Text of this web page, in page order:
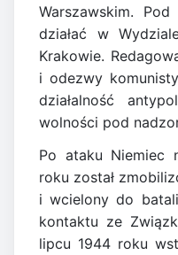
Warszawskim.
działać w
Krakowie.
i odezwy
działalność
wolności pod
Po ataku Niemiec
roku został
i wcielony do
kontaktu ze
lipcu 1944 roku